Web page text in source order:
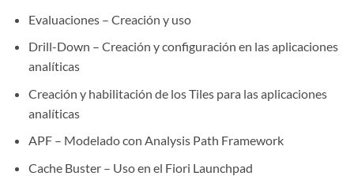
Evaluaciones – Creación y uso
Drill-Down – Creación y configuración en las aplicaciones
analíticas
Creación y habilitación de los Tiles para las aplicaciones
analíticas
APF – Modelado con Analysis Path Framework
Cache Buster – Uso en el Fiori Launchpad